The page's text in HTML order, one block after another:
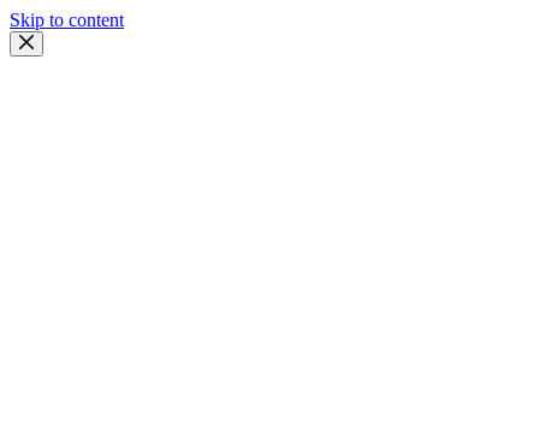
Skip to content